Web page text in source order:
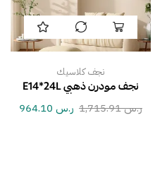
نجف كلاسيك
نجف مودرن ذهبي E14*24L
ر.س1,715.91 ر.س